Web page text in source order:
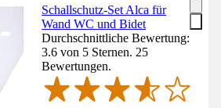
Schallschutz-Set Alca für
Wand WC und Bidet
Durchschnittliche Bewertung:
3.6 von 5 Sternen. 25
Bewertungen.